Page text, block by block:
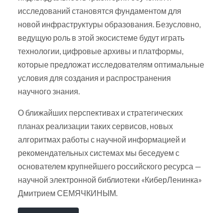
исследований становятся фундаментом для
новой инфраструктуры образования. Безусловно,
ведущую роль в этой экосистеме будут играть
технологии, цифровые архивы и платформы,
которые предложат исследователям оптимальные
условия для создания и распространения
научного знания.
О ближайших перспективах и стратегических
планах реализации таких сервисов, новых
алгоритмах работы с научной информацией и
рекомендательных системах мы беседуем с
основателем крупнейшего российского ресурса —
научной электронной библиотеки «КиберЛенинка»
Дмитрием СЕМЯЧКИНЫМ.